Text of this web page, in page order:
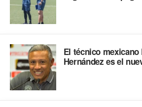
El técnico mexicano
Hernández es el